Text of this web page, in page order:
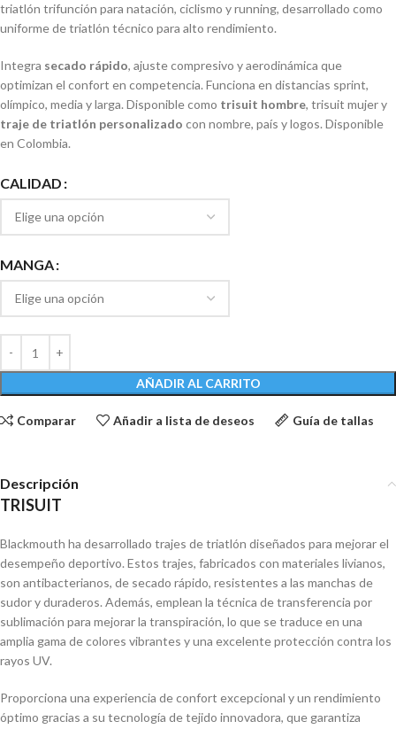
triatlón trifunción para natación, ciclismo y running, desarrollado como
uniforme de triatlón técnico para alto rendimiento.
Integra secado rápido, ajuste compresivo y aerodinámica que
optimizan el confort en competencia. Funciona en distancias sprint,
olímpico, media y larga. Disponible como trisuit hombre, trisuit mujer y
traje de triatlón personalizado con nombre, país y logos. Disponible
en Colombia.
CALIDAD
MANGA
AÑADIR AL CARRITO
Comparar Añadir a lista de deseos Guía de tallas
Descripción
TRISUIT
Blackmouth ha desarrollado trajes de triatlón diseñados para mejorar el
desempeño deportivo. Estos trajes, fabricados con materiales livianos,
son antibacterianos, de secado rápido, resistentes a las manchas de
sudor y duraderos. Además, emplean la técnica de transferencia por
sublimación para mejorar la transpiración, lo que se traduce en una
amplia gama de colores vibrantes y una excelente protección contra los
rayos UV.
Proporciona una experiencia de confort excepcional y un rendimiento
óptimo gracias a su tecnología de tejido innovadora, que garantiza